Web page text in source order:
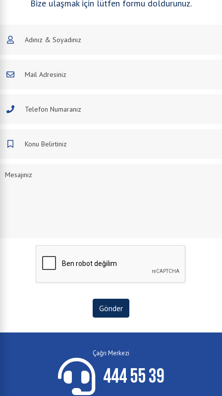
Bize ulaşmak için lütfen formu doldurunuz.
Gönder
Çağrı Merkezi
444 55 39